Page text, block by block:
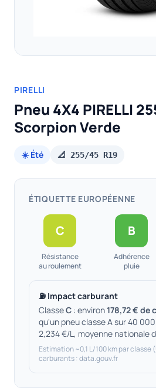
PIRELLI
Pneu 4X4 PIRELLI
Scorpion Verde
☀️ Été 📐 255/45 R19
ÉTIQUETTE EUROPÉENNE
C
Résistance
au roulement
B
Adhérence
pluie
⛽ Impact carburant
ClasseC : environ178,72 € de
qu'un pneu classe A sur 40
2,234 €/L, moyenne nationale
Estimation ~0,1 L/100 km par classe
carburants : data.gouv.fr